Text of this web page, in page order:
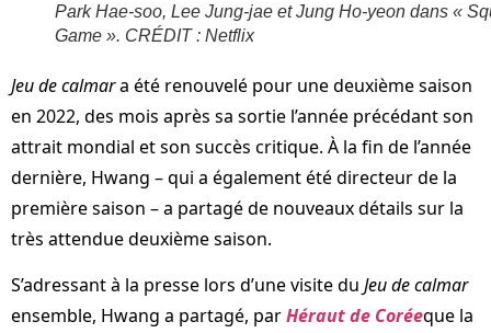
Park Hae-soo, Lee Jung-jae et Jung Ho-yeon dans «
Game ». CRÉDIT : Netflix
Jeu de calmara été renouvelé pour une deuxième saison
en 2022, des mois après sa sortie l’année précédant son
attrait mondial et son succès critique. À la fin de l’année
dernière, Hwang – qui a également été directeur de la
première saison – a partagé de nouveaux détails sur la
très attendue deuxième saison.
S’adressant à la presse lors d’une visite du Jeu de calmar
ensemble, Hwang a partagé, parHéraut de Coréeque la